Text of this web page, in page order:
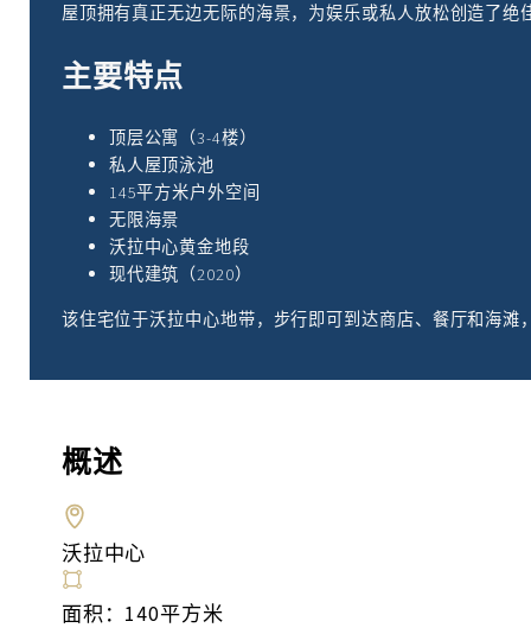
屋顶拥有真正无边无际的海景，为娱乐或私人放松创造了绝
主要特点
顶层公寓（3-4楼）
私人屋顶泳池
145平方米户外空间
无限海景
沃拉中心黄金地段
现代建筑（2020）
该住宅位于沃拉中心地带，步行即可到达商店、餐厅和海
概述
沃拉中心
面积：140平方米